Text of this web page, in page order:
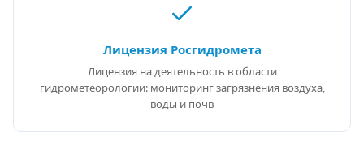
Лицензия Росгидромета
Лицензия на деятельность в области
гидрометеорологии: мониторинг загрязнения воздуха,
воды и почв